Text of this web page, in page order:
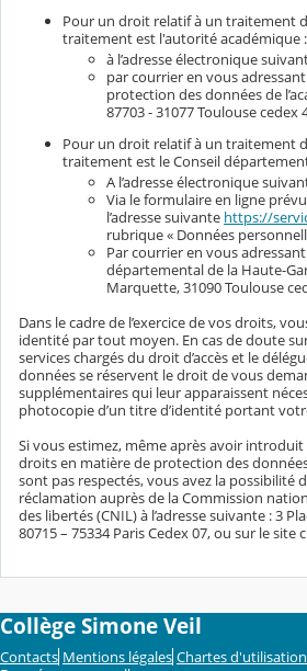
Pour un droit relatif à un traitement
traitement est l'autorité académique :
à l’adresse électronique
par courrier en vous adressant
protection des données de
87703 - 31077 Toulouse cedex
Pour un droit relatif à un traitement
traitement est le Conseil
A l’adresse électronique
Via le formulaire en ligne
l’adresse suivante https://
rubrique « Données
Par courrier en vous
départemental de la Haute-
Marquette, 31090 Toulouse
Dans le cadre de l’exercice de vos droits,
identité par tout moyen. En cas de doute
services chargés du droit d’accès et le
données se réservent le droit de vous
supplémentaires qui leur apparaissent
photocopie d’un titre d’identité portant
Si vous estimez, même après avoir
droits en matière de protection des
sont pas respectés, vous avez la possibilité
réclamation auprès de la Commission
des libertés (CNIL) à l’adresse suivante : 3
80715 – 75334 Paris Cedex 07, ou sur le site
Collège Simone Veil
Contacts Mentions légales Chartes d'utilisation